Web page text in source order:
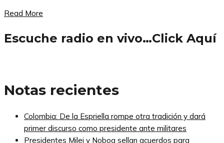
Read More
Escuche radio en vivo…Click Aquí
Notas recientes
Colombia: De la Espriella rompe otra tradición y dará
primer discurso como presidente ante militares
Presidentes Milei y Noboa sellan acuerdos para